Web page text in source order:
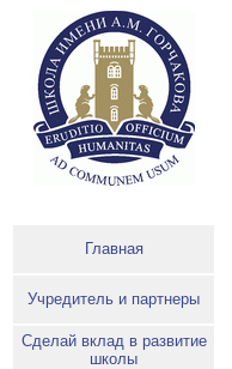
Главная
Учредитель и партнеры
Сделай вклад в развитие
школы